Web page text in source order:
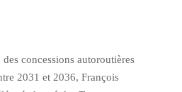
concessions autoroutières
2031 et 2036, François